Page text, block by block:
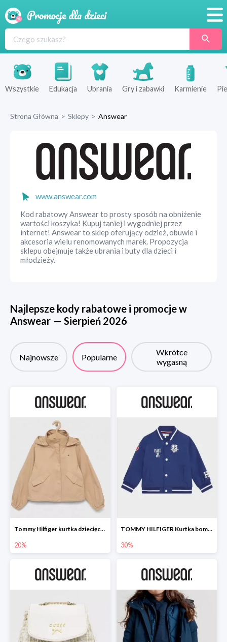
Produkty
Sklepy
Wszystkie Edukacja Ubrania Gry i zabawki Karmienie
Strona Główna > Sklepy > Answear
www.answear.com
Kod rabatowy Answear to prosty sposób na obniżenie
wartości koszyka! Kupuj taniej i wygodniej przez
internet! Answear to sklep oferujący odzież, obuwie i
akcesoria wielu renomowanych marek. Propozycja
sklepu obejmuje także ubrania i buty dla dzieci i
młodzieży.
Najlepsze kody rabatowe i promocje w
Answear — Sierpień 2026
Najnowsze Popularne
Wkrótce
wygasną
Tommy Hilfiger kurtka dziecięca -20%
20%
TOMMY HILFIGER Kurtka bomber -30%
30%